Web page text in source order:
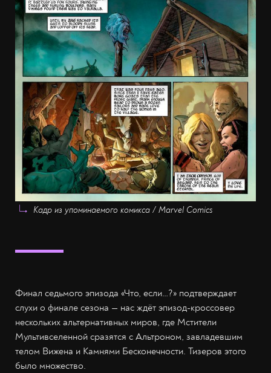
Кадр из упоминаемого комикса / Marvel Comics
Финал седьмого эпизода «Что, если…?» подтверждает
слухи о финале сезона — нас ждёт эпизод-кроссовер
нескольких альтернативных миров, где Мстители
Мультивселенной сразятся с Альтроном, завладевшим
телом Вижена и Камнями Бесконечности. Тизеров этого
было множество.